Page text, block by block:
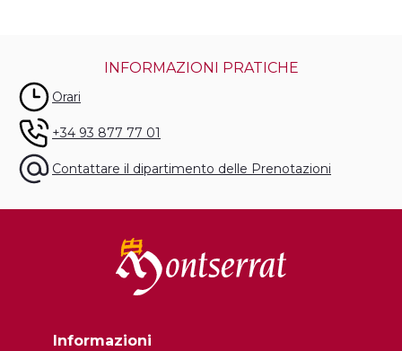
INFORMAZIONI PRATICHE
Orari
+34 93 877 77 01
Contattare il dipartimento delle Prenotazioni
Informazioni